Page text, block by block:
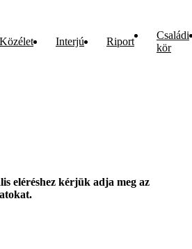
Közélet Interjú Riport
Családi
kör
eléréshez kérjük adja meg az